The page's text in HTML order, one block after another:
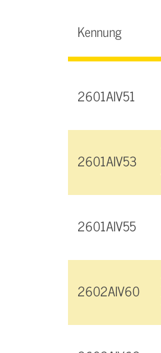
Kennung
2601AIV51
2601AIV53
2601AIV55
2602AIV60